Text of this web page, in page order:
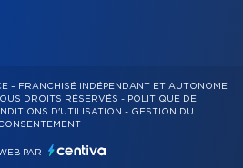
– FRANCHISÉ INDÉPENDANT ET AUTONOME
DROITS RÉSERVÉS - POLITIQUE DE
D'UTILISATION - GESTION DU
PAR